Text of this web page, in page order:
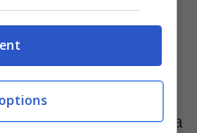
ripieno nei calamari
fondo il formaggio.
con uno
su una padella in ghisa